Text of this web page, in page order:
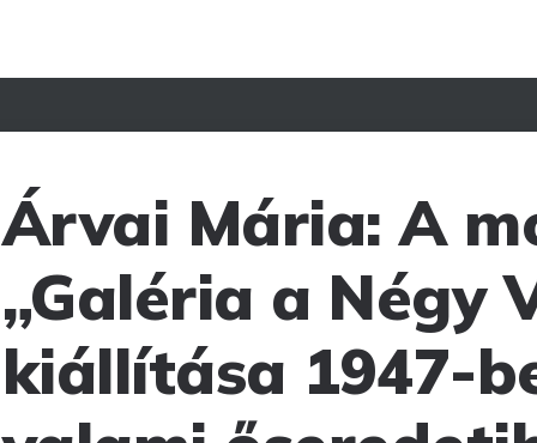
Árvai Mária: A
„Galéria a Négy
kiállítása 1947-